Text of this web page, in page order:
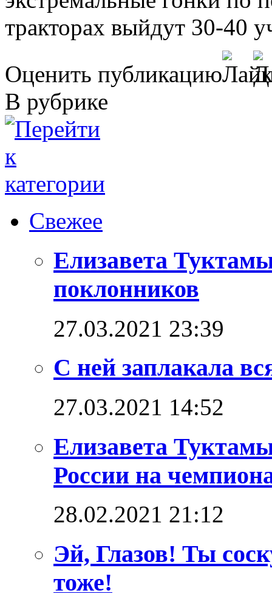
тракторах выйдут 30-40
Оценить публикацию
В рубрике
Свежее
Елизавета
поклонников
27.03.2021 23:39
С ней заплакала
27.03.2021 14:52
Елизавета
России на
28.02.2021 21:12
Эй, Глазов! Ты
тоже!